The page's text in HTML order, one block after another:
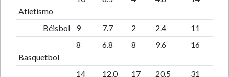
Atletismo
Béisbol 9 7.7 2 2.4 11
Basquetbol
8 6.8 8 9.6 16
14 12.0 17 20.5 31